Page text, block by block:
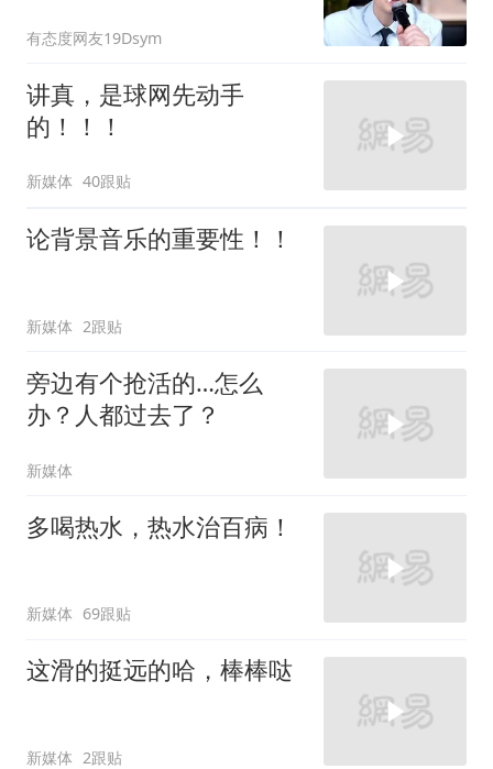
有态度网友19Dsym
讲真，是球网先动手
的！！！
新媒体 40跟贴
论背景音乐的重要性！！
新媒体 2跟贴
旁边有个抢活的…怎么
办？人都过去了？
新媒体
多喝热水，热水治百病！
新媒体 69跟贴
这滑的挺远的哈，棒棒哒
新媒体 2跟贴